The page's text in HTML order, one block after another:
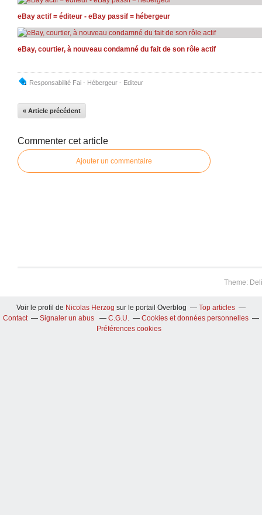
eBay actif = éditeur - eBay passif = hébergeur
eBay, courtier, à nouveau condamné du fait de son rôle actif
Responsabilité Fai - Hébergeur - Editeur
« Article précédent
Commenter cet article
Ajouter un commentaire
Theme:
Voir le profil de Nicolas Herzog sur le portail Overblog
Top articles
Contact
Signaler un abus C.G.U.
Cookies et données personnelles
Préférences cookies